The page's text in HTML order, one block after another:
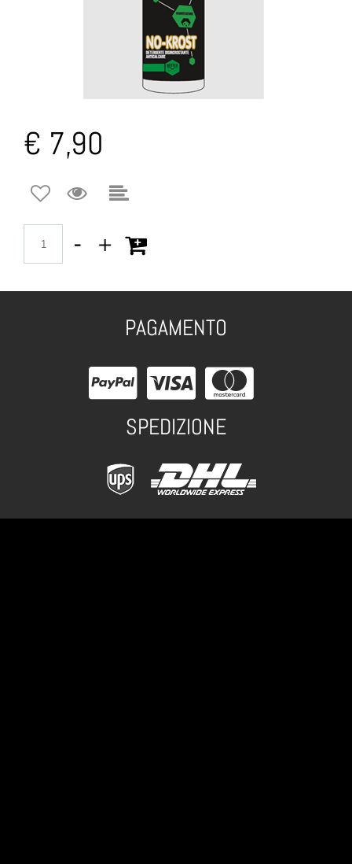
€ 7,90
PAGAMENTO
SPEDIZIONE